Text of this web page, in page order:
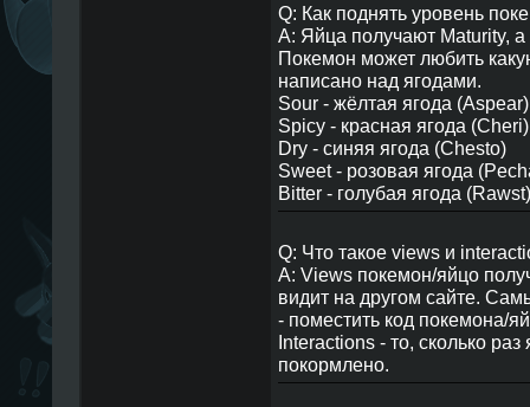
Q: Как поднять уровень
A: Яйца получают Maturity,
Покемон может любить
написано над ягодами.
Sour - жёлтая ягода (Aspear)
Spicy - красная ягода (Cheri)
Dry - синяя ягода (Chesto)
Sweet - розовая ягода
Bitter - голубая ягода (Rawst)
Q: Что такое views и
A: Views покемон/яйцо
видит на другом сайте.
- поместить код покемона/
Interactions - то, сколько
покормлено.